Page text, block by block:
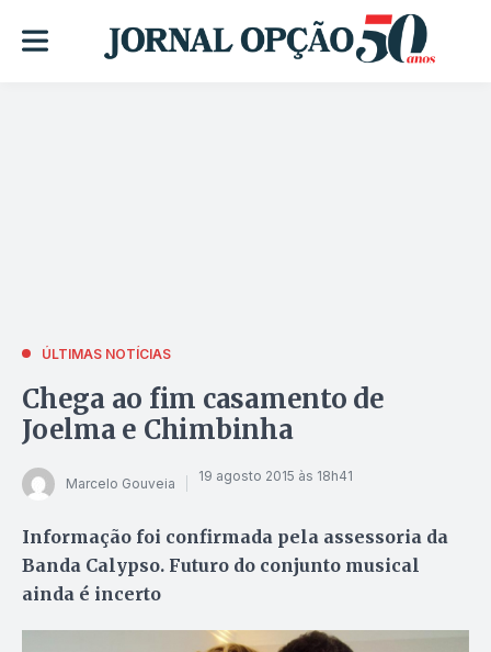
ÚLTIMAS NOTÍCIAS
Chega ao fim casamento de
Joelma e Chimbinha
Marcelo Gouveia 19 agosto 2015 às 18h41
Informação foi confirmada pela assessoria da
Banda Calypso. Futuro do conjunto musical
ainda é incerto